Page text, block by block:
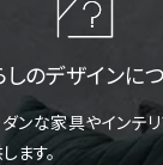
しのデザインに
ンな家具やインテ
ます。